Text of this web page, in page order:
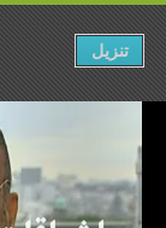
تنزيل